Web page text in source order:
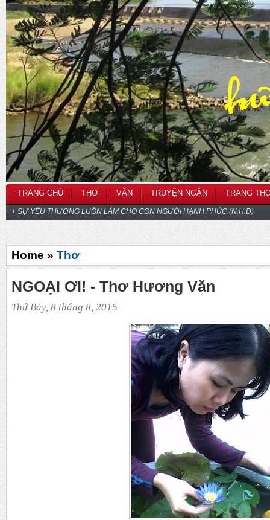
TRANG CHỦ THƠ VĂN TRUYỆN NGẮN TRANG
+ SỰ YÊU THƯƠNG LUÔN LÀM CHO CON NGƯỜI HẠNH PHÚC (N.H.D)
Home » Thơ
NGOẠI ƠI! - Thơ Hương Văn
Thứ Bảy, 8 tháng 8, 2015